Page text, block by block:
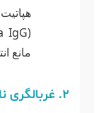
مانع
۲. غربالگری ناهنجاری‌های کروموزومی